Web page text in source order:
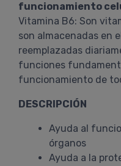
funcionamiento
Vitamina B6: Son
son almacenadas en
reemplazadas
funciones
funcionamiento de
DESCRIPCIÓN
Ayuda al
órganos
Ayuda a la